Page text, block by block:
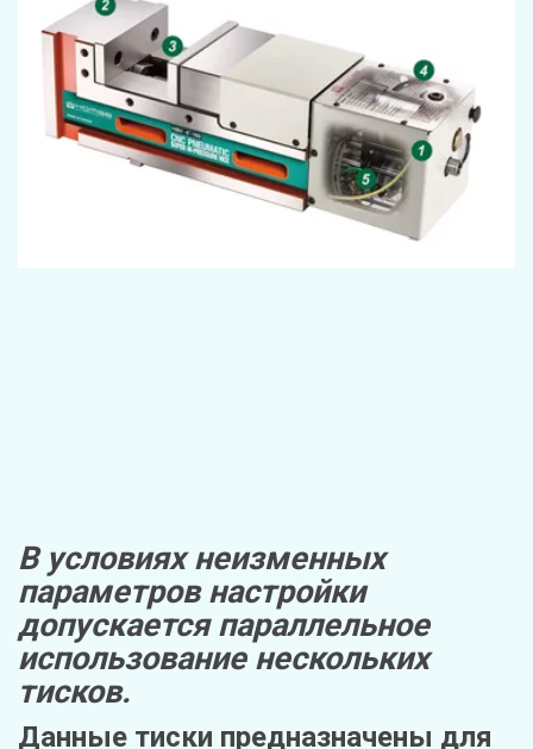
В условиях неизменных
параметров настройки
допускается параллельное
использование нескольких
тисков.
Данные тиски предназначены для